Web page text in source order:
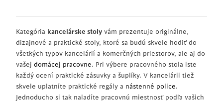
Kategória kancelárske stoly vám prezentuje originálne,
dizajnové a praktické stoly, ktoré sa budú skvele hodiť do
všetkých typov kancelárií a komerčných priestorov, ale aj do
vašej domácej pracovne. Pri výbere pracovného stola iste
každý ocení praktické zásuvky a šuplíky. V kancelárii tiež
skvele uplatníte praktické regály a nástenné police.
Jednoducho si tak naladíte pracovnú miestnosť podľa vašich